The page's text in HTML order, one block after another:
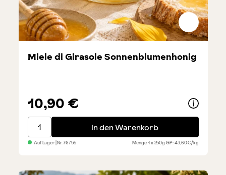
Miele di Girasole Sonnenblumenhonig
10,90 €
Miele di Girasole Sonnenblumenhonig
In den Warenkorb
Auf Lager| Nr.76755 Menge1 x 250gGP: 43,60€/kg